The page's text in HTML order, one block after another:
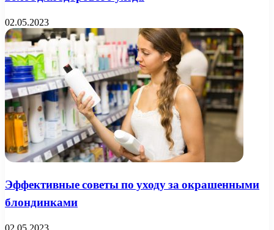
02.05.2023
Эффективные советы по уходу за окрашенными
блондинками